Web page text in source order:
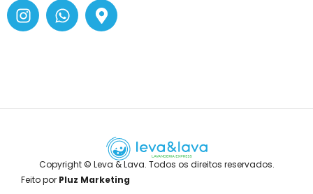
Copyright © Leva & Lava. Todos os direitos reservados.
Feito por Pluz Marketing